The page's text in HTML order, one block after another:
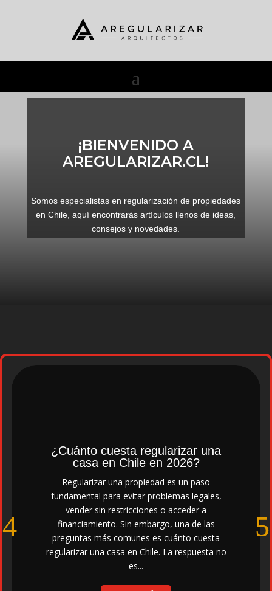
¡BIENVENIDO A
AREGULARIZAR.CL!
Somos especialistas en regularización de propiedades
en Chile, aquí encontrarás artículos llenos de ideas,
consejos y novedades.
¿Cuánto cuesta regularizar una
casa en Chile en 2026?
Regularizar una propiedad es un paso
fundamental para evitar problemas legales,
vender sin restricciones o acceder a
financiamiento. Sin embargo, una de las
preguntas más comunes es cuánto cuesta
regularizar una casa en Chile. La respuesta no
es...